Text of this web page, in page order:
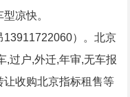
凉快。
13911722060）。北京
,过户,外迁,年审,无车报
让收购北京指标租售等